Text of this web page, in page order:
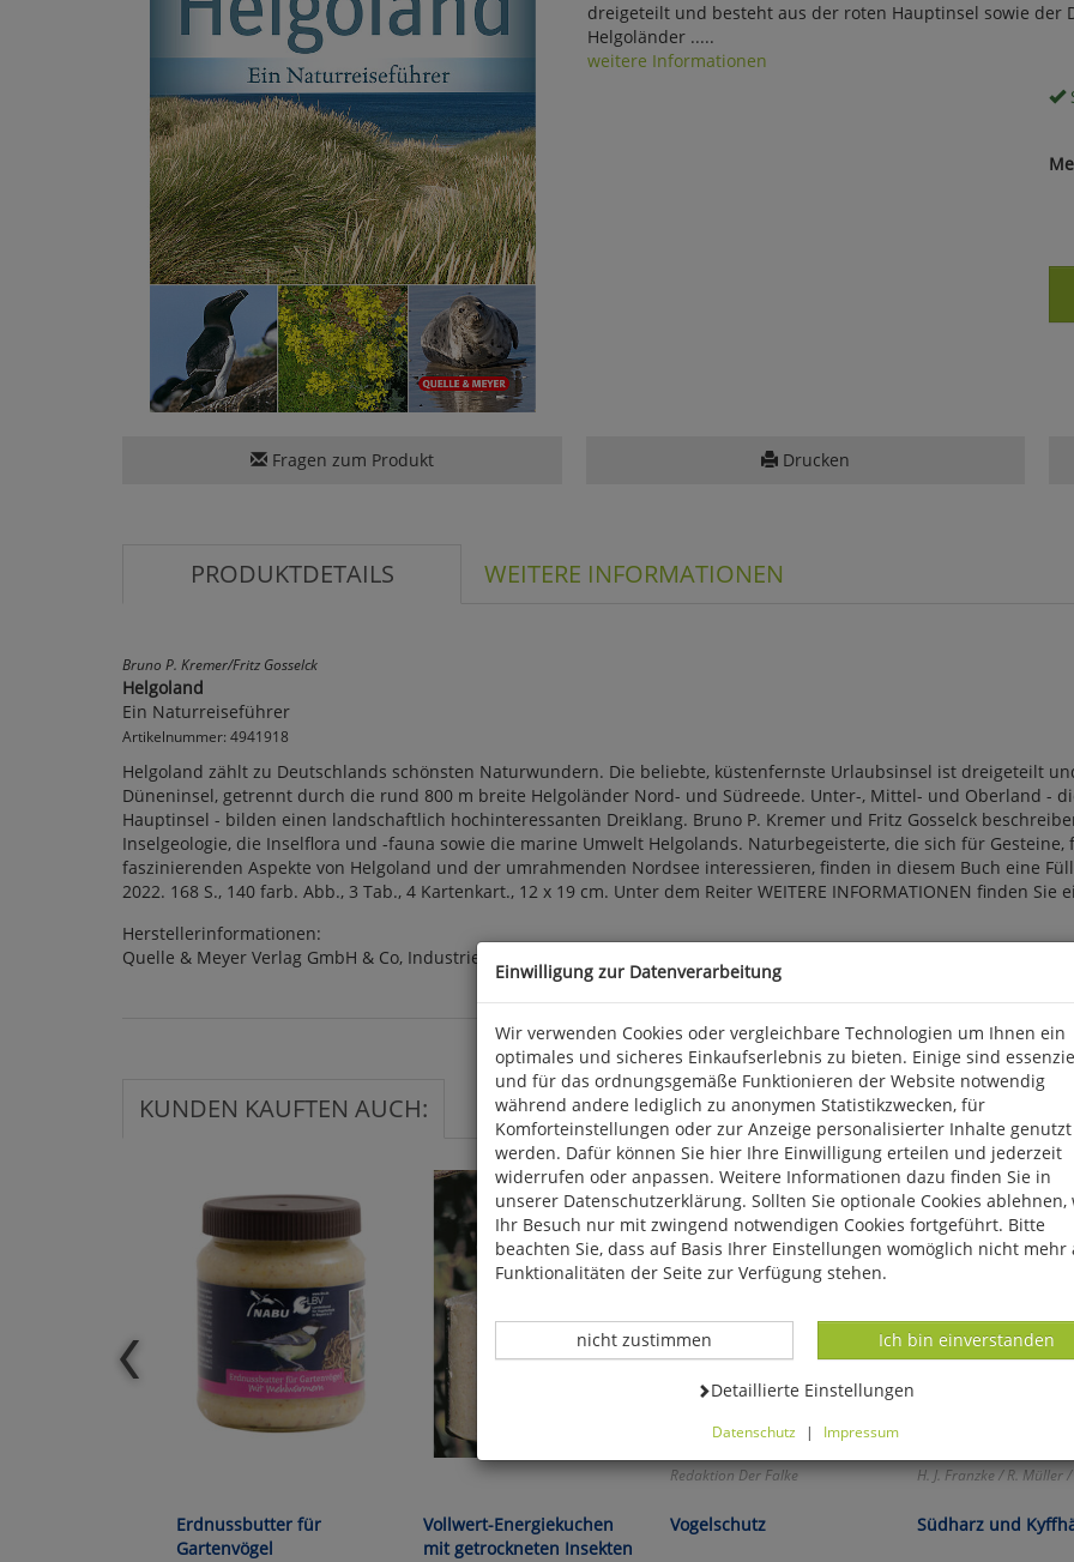
dreigeteilt und besteht aus der roten Hauptinsel sowie
Helgoländer .....
weitere Informationen
Fragen zum Produkt Drucken
PRODUKTDETAILS WEITERE INFORMATIONEN
Bruno P. Kremer/Fritz Gosselck
Helgoland
Ein Naturreiseführer
Artikelnummer: 4941918
Helgoland zählt zu Deutschlands schönsten Naturwundern. Die beliebte, küstenfernste Urlaubsinsel ist dreigeteilt
Düneninsel, getrennt durch die rund 800 m breite Helgoländer Nord- und Südreede. Unter-, Mittel- und Oberland -
Hauptinsel - bilden einen landschaftlich hochinteressanten Dreiklang. Bruno P. Kremer und Fritz Gosselck
Inselgeologie, die Inselflora und -fauna sowie die marine Umwelt Helgolands. Naturbegeisterte, die sich für
faszinierenden Aspekte von Helgoland und der umrahmenden Nordsee interessieren, finden in diesem Buch eine
2022. 168 S., 140 farb. Abb., 3 Tab., 4 Kartenkart., 12 x 19 cm. Unter dem Reiter WEITERE INFORMATIONEN finden Sie
Herstellerinformationen:
Quelle & Meyer Verlag GmbH & Co, Industriepark 3, D 56291 Wiebelsheim, kontakt@quelle-meyer.de
KUNDEN KAUFTEN AUCH:
Erdnussbutter für
Gartenvögel
Vollwert-Energiekuchen
mit getrockneten Insekten
Redaktion Der Falke
Vogelschutz
H. J. Franzke / R. Müller
Südharz und
Einwilligung zur Datenverarbeitung
Wir verwenden Cookies oder vergleichbare Technologien um Ihnen ein
optimales und sicheres Einkaufserlebnis zu bieten. Einige sind
und für das ordnungsgemäße Funktionieren der Website notwendig
während andere lediglich zu anonymen Statistikzwecken, für
Komforteinstellungen oder zur Anzeige personalisierter Inhalte genutzt
werden. Dafür können Sie hier Ihre Einwilligung erteilen und jederzeit
widerrufen oder anpassen. Weitere Informationen dazu finden Sie in
unserer Datenschutzerklärung. Sollten Sie optionale Cookies ablehnen,
Ihr Besuch nur mit zwingend notwendigen Cookies fortgeführt. Bitte
beachten Sie, dass auf Basis Ihrer Einstellungen womöglich nicht mehr
Funktionalitäten der Seite zur Verfügung stehen.
Datenverarbeitung -
Ich bin einverstanden
Datenverarbeitung -
nicht zustimmen
Datenverarbeitung -
Detaillierte Einstellungen
Datenschutz | Impressum
Cookies ablehnen, wird Ihr Besuch nur mit zwingend notwendigen
nicht mehr alle Funktionalitäten der Seite zur Verfügung stehen.
Selbstverständlich können Sie die Einstellungen jederzeit widerrufen